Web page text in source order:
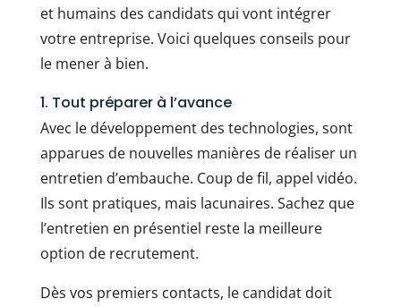
et humains des candidats qui vont intégrer
votre entreprise. Voici quelques conseils pour
le mener à bien.
1. Tout préparer à l’avance
Avec le développement des technologies, sont
apparues de nouvelles manières de réaliser un
entretien d’embauche. Coup de fil, appel vidéo.
Ils sont pratiques, mais lacunaires. Sachez que
l’entretien en présentiel reste la meilleure
option de recrutement.
Dès vos premiers contacts, le candidat doit